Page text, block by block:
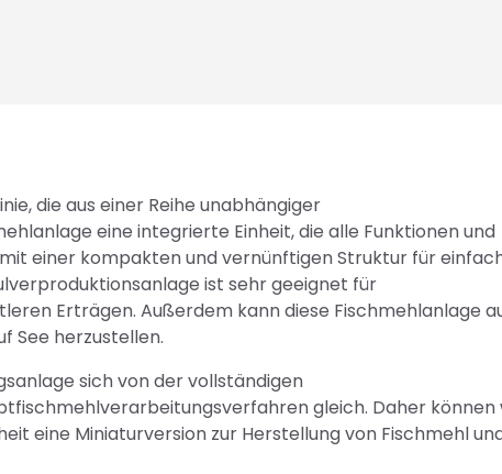
die aus einer Reihe unabhängiger
eine integrierte Einheit, die alle Funktionen und
einer kompakten und vernünftigen Struktur für
ist sehr geeignet für
Erträgen. Außerdem kann diese Fischmehlanlage
See herzustellen.
sich von der vollständigen
gleich. Daher können
eine Miniaturversion zur Herstellung von Fischmehl